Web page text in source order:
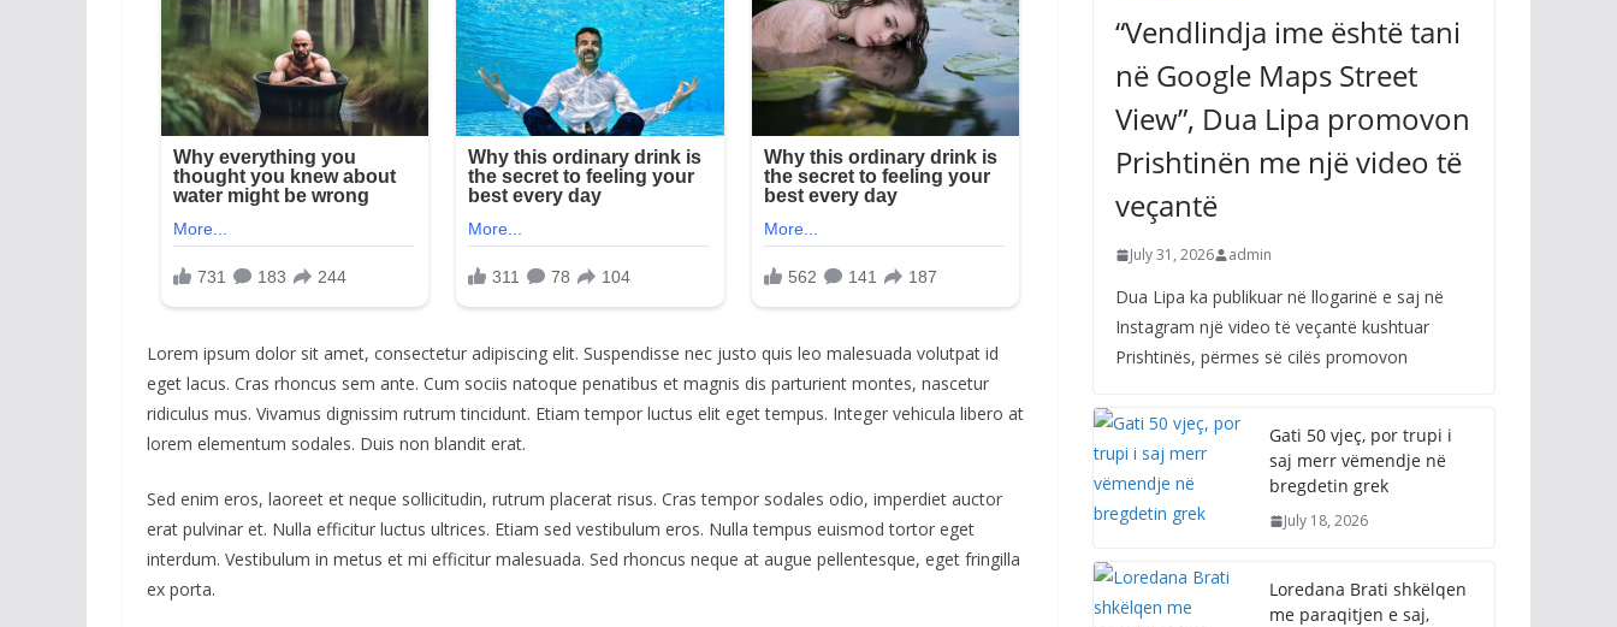
Lorem ipsum dolor sit amet, consectetur adipiscing elit. Suspendisse nec justo quis leo malesuada volutpat id
eget lacus. Cras rhoncus sem ante. Cum sociis natoque penatibus et magnis dis parturient montes, nascetur
ridiculus mus. Vivamus dignissim rutrum tincidunt. Etiam tempor luctus elit eget tempus. Integer vehicula libero at
lorem elementum sodales. Duis non blandit erat.
Sed enim eros, laoreet et neque sollicitudin, rutrum placerat risus. Cras tempor sodales odio, imperdiet auctor
erat pulvinar et. Nulla efficitur luctus ultrices. Etiam sed vestibulum eros. Nulla tempus euismod tortor eget
interdum. Vestibulum in metus et mi efficitur malesuada. Sed rhoncus neque at augue pellentesque, eget fringilla
ex porta.
“Vendlindja ime është tani
në Google Maps Street
View”, Dua Lipa promovon
Prishtinën me një video të
veçantë
July 31, 2026 admin
Dua Lipa ka publikuar në llogarinë e saj në
Instagram një video të veçantë kushtuar
Prishtinës, përmes së cilës promovon
Gati 50 vjeç, por trupi i
saj merr vëmendje në
bregdetin grek
July 18, 2026
Loredana Brati shkëlqen
me paraqitjen e saj,